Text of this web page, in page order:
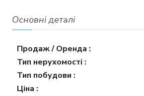
Основні деталі
Продаж / Оренда :
Тип нерухомості :
Тип побудови :
Ціна :